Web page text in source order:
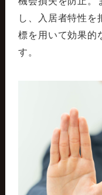
し、入居者特性を
標を用いて効果的
す。